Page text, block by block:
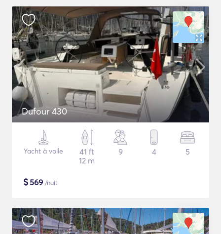
Dufour 430
Yacht à voile
41 ft
12 m
9 4 5
$569 /nuit